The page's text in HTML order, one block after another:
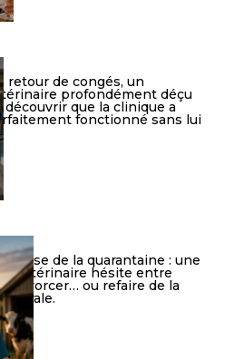
retour de congés, un
profondément déçu
découvrir que la clinique a
fonctionné sans lui
Crise de la quarantaine : une
vétérinaire hésite entre
divorcer… ou refaire de la
rurale.